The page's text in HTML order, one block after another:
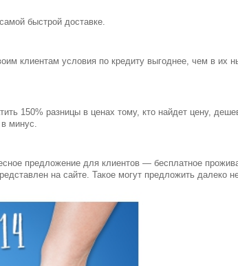
быстрой доставке.
клиентам условия по кредиту выгоднее, чем в их
150% разницы в ценах тому, кто найдет цену,
минус.
предложение для клиентов — бесплатное
на сайте. Такое могут предложить далеко